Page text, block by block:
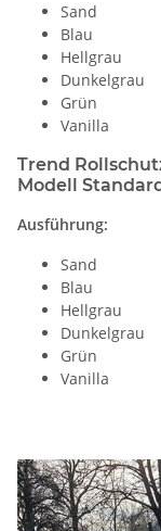
Sand
Blau
Hellgrau
Dunkelgrau
Grün
Vanilla
Trend
Modell
Ausführung:
Sand
Blau
Hellgrau
Dunkelgrau
Grün
Vanilla